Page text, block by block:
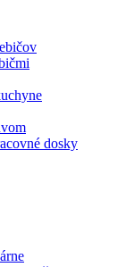
dosky